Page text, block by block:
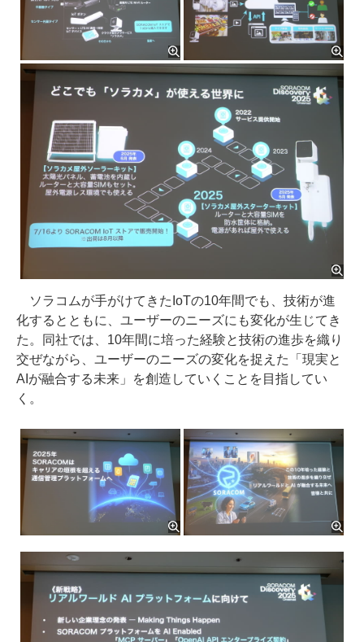
ソラコムが手がけてきたIoTの10年間でも、技術が進
化するとともに、ユーザーのニーズにも変化が生じてき
た。同社では、10年間に培った経験と技術の進歩を織り
交ぜながら、ユーザーのニーズの変化を捉えた「現実と
AIが融合する未来」を創造していくことを目指してい
く。